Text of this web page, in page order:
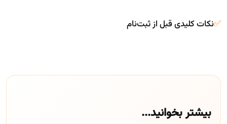
✅نکات کلیدی قبل از ثبت‌نام
بیشتر بخوانید...